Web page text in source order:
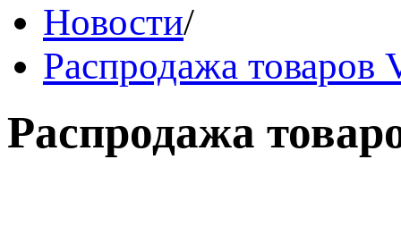
Новости/
Распродажа товаров
Распродажа